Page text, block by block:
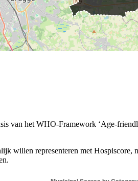
van het WHO-Framework ‘Age-
willen representeren met